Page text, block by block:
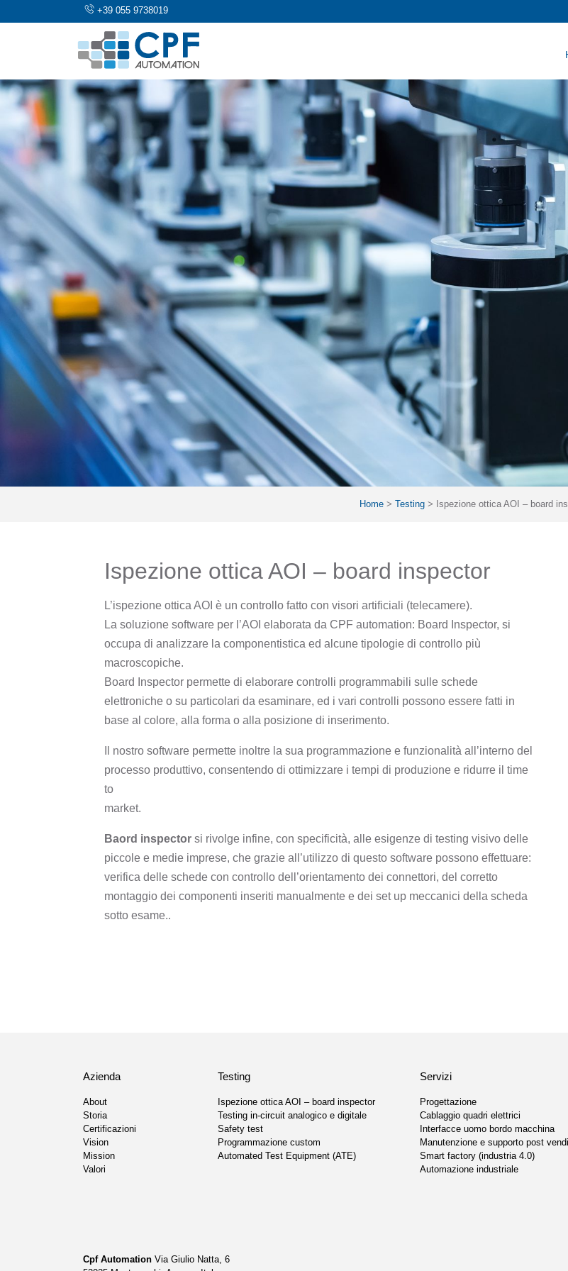
+39 055 9738019
Home > Testing > Ispezione ottica AOI – board
Ispezione ottica AOI – board inspector
L’ispezione ottica AOI è un controllo fatto con visori artificiali (telecamere).
La soluzione software per l’AOI elaborata da CPF automation: Board Inspector, si
occupa di analizzare la componentistica ed alcune tipologie di controllo più
macroscopiche.
Board Inspector permette di elaborare controlli programmabili sulle schede
elettroniche o su particolari da esaminare, ed i vari controlli possono essere fatti in
base al colore, alla forma o alla posizione di inserimento.
Il nostro software permette inoltre la sua programmazione e funzionalità all’interno del
processo produttivo, consentendo di ottimizzare i tempi di produzione e ridurre il time
to
market.
Baord inspector si rivolge infine, con specificità, alle esigenze di testing visivo delle
piccole e medie imprese, che grazie all’utilizzo di questo software possono effettuare:
verifica delle schede con controllo dell’orientamento dei connettori, del corretto
montaggio dei componenti inseriti manualmente e dei set up meccanici della scheda
sotto esame..
Azienda
About
Storia
Certificazioni
Vision
Mission
Valori
Testing
Ispezione ottica AOI – board inspector
Testing in-circuit analogico e digitale
Safety test
Programmazione custom
Automated Test Equipment (ATE)
Servizi
Progettazione
Cablaggio quadri elettrici
Interfacce uomo bordo macchina
Manutenzione e supporto post
Smart factory (industria 4.0)
Automazione industriale
Cpf Automation Via Giulio Natta, 6